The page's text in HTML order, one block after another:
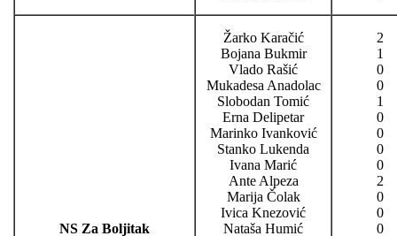
NS Za Boljitak
Žarko Karačić
Bojana Bukmir
Vlado Rašić
Mukadesa Anadolac
Slobodan Tomić
Erna Delipetar
Marinko Ivanković
Stanko Lukenda
Ivana Marić
Ante Alpeza
Marija Čolak
Ivica Knezović
Nataša Humić
2
1
0
0
1
0
0
0
0
2
0
0
0